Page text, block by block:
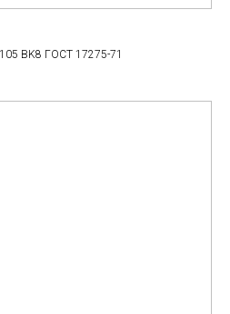
BK8 ГОСТ 17275-71